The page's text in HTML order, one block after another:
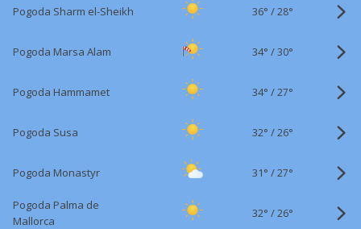
Pogoda Sharm el-Sheikh 36° /28°
Pogoda Marsa Alam 34° /30°
Pogoda Hammamet 34° /27°
Pogoda Susa 32° /26°
Pogoda Monastyr 31° /27°
Pogoda Palma de
Mallorca
32° /26°